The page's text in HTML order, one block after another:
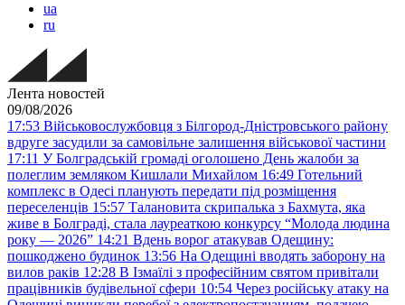
ua
ru
Лента новостей
09/08/2026
17:53 Військовослужбовця з Білгород-Дністровського району
вдруге засудили за самовільне залишення військової частини
17:11 У Болградській громаді оголошено День жалоби за
полеглим земляком Кишлали Михайлом 16:49 Готельний
комплекс в Одесі планують передати під розміщення
переселенців 15:57 Талановита скрипалька з Бахмута, яка
живе в Болграді, стала лауреаткою конкурсу “Молода людина
року — 2026” 14:21 Вдень ворог атакував Одещину:
пошкоджено будинок 13:56 На Одещині вводять заборону на
вилов раків 12:28 В Ізмаїлі з професійним святом привітали
працівників будівельної сфери 10:54 Через російську атаку на